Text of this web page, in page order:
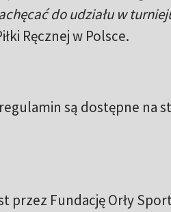
do udziału w
Ręcznej w Polsce.
są dostępne na
przez Fundację Orły